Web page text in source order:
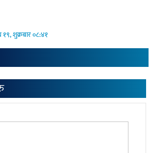
१९, शुक्रबार ०८:४१